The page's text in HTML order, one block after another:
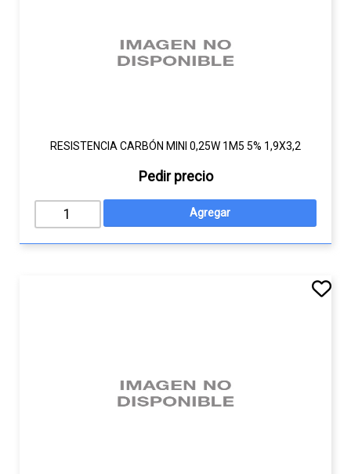
RESISTENCIA CARBÓN MINI 0,25W 1M5 5% 1,9X3,2
Pedir precio